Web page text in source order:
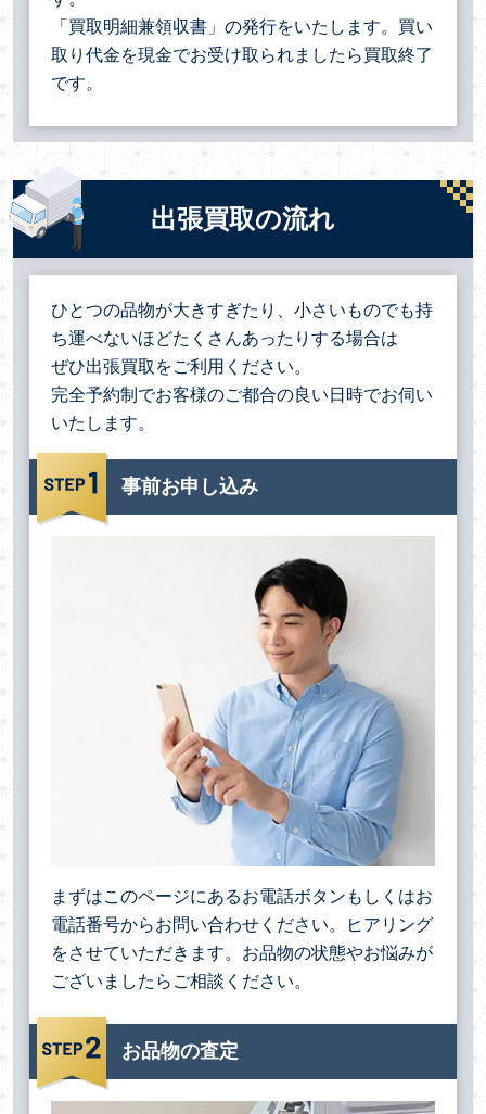
「買取明細兼領収書」の発行をいたします。買い
取り代金を現金でお受け取られましたら買取終了
です。
出張買取の流れ
ひとつの品物が大きすぎたり、小さいものでも持
ち運べないほどたくさんあったりする場合は
ぜひ出張買取をご利用ください。
完全予約制でお客様のご都合の良い日時でお伺い
いたします。
事前お申し込み
まずはこのページにあるお電話ボタンもしくはお
電話番号からお問い合わせください。ヒアリング
をさせていただきます。お品物の状態やお悩みが
ございましたらご相談ください。
お品物の査定